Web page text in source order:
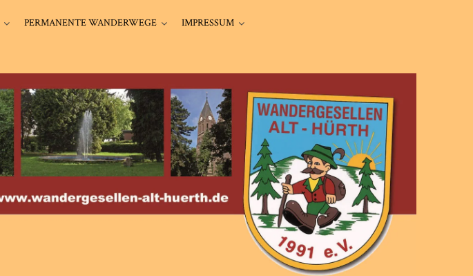
PERMANENTE WANDERWEGE IMPRESSUM